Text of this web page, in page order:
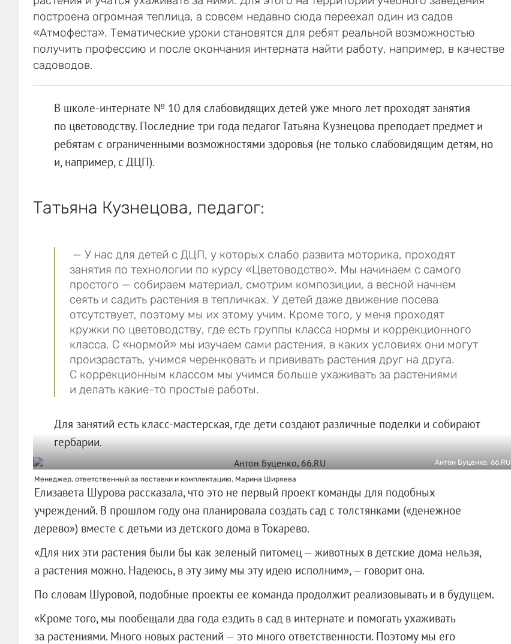
построена огромная теплица, а совсем недавно сюда переехал один из садов
«Атмофеста». Тематические уроки становятся для ребят реальной возможностью
получить профессию и после окончания интерната найти работу, например, в качестве
садоводов.
В школе-интернате № 10 для слабовидящих детей уже много лет проходят занятия
по цветоводству. Последние три года педагог Татьяна Кузнецова преподает предмет и
ребятам с ограниченными возможностями здоровья (не только слабовидящим детям, но
и, например, с ДЦП).
Татьяна Кузнецова, педагог:
— У нас для детей с ДЦП, у которых слабо развита моторика, проходят
занятия по технологии по курсу «Цветоводство». Мы начинаем с самого
простого — собираем материал, смотрим композиции, а весной начнем
сеять и садить растения в тепличках. У детей даже движение посева
отсутствует, поэтому мы их этому учим. Кроме того, у меня проходят
кружки по цветоводству, где есть группы класса нормы и коррекционного
класса. С «нормой» мы изучаем сами растения, в каких условиях они могут
произрастать, учимся черенковать и прививать растения друг на друга.
С коррекционным классом мы учимся больше ухаживать за растениями
и делать какие-то простые работы.
Для занятий есть класс-мастерская, где дети создают различные поделки и собирают
гербарии.
Антон Буценко, 66.RU
Менеджер, ответственный за поставки и комплектацию, Марина Ширяева
Елизавета Шурова рассказала, что это не первый проект команды для подобных
учреждений. В прошлом году она планировала создать сад с толстянками («денежное
дерево») вместе с детьми из детского дома в Токарево.
«Для них эти растения были бы как зеленый питомец — животных в детские дома нельзя,
а растения можно. Надеюсь, в эту зиму мы эту идею исполним», — говорит она.
По словам Шуровой, подобные проекты ее команда продолжит реализовывать и в будущем.
«Кроме того, мы пообещали два года ездить в сад в интернате и помогать ухаживать
за растениями. Много новых растений — это много ответственности. Поэтому мы его